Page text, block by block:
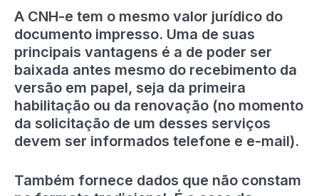
A CNH-e tem o mesmo valor jurídico do
documento impresso. Uma de suas
principais vantagens é a de poder ser
baixada antes mesmo do recebimento da
versão em papel, seja da primeira
habilitação ou da renovação (no momento
da solicitação de um desses serviços
devem ser informados telefone e e-mail).
Também fornece dados que não constam